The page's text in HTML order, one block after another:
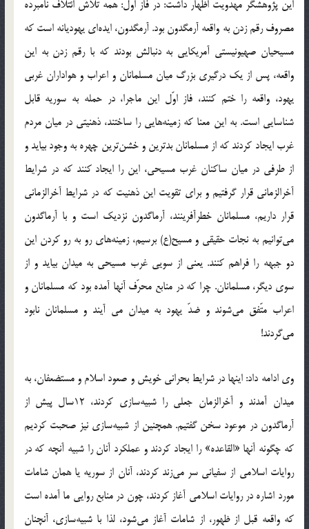
این پژوهشگر مهدویت اظهار داشت: در فاز اوّل: همه تلاش ائتلاف نامبرده
مصروف رقم زدن به واقعه آرمگدون بود. آرمگدون، ایده‌ای یهودیانه است که
مسیحیان صهیونیستی آمریکایی به دنبالش بودند که با رقم زدن به این
واقعه، پس از یک درگیری بزرگ میان مسلمانان و اعراب و هواداران غربی
یهود، واقعه را ختم کنند،‌ فاز اوّل این ماجرا، در حمله به سوریه قابل
شناسایی است. به این معنا که زمینه‌هایی را ساختند، ذهنیتی در میان مردم
غرب ایجاد کردند که از مسلمانان بدترین و خشن‌ترین چهره به وجود بیاید و
از طرفی در میان ساکنان غرب مسیحی، این را ایجاد کنند که در شرایط
آخرالزمانی قرار گرفتیم و برای تقویت این ذهنیت که در شرایط آخرالزمانی
قرار داریم، مسلمانان خطرآفرینند، آرماگدون نزدیک است و با آرماگدون
می‌توانیم به نجات حقیقی و مسیح(ع) برسیم، زمینه‌های رو به رو کردن این
دو جبهه را فراهم کنند. یعنی از سویی غرب مسیحی به میدان بیاید و از
سوی دیگر، مسلمانان. چرا که در منابع محرّف آنها آمده بود که مسلمانان و
اعراب متّفق می‌شوند و ضدّ یهود به میدان می آیند و مسلمانان نابود
می‌گردند!
وی ادامه داد: اینها در شرایط بحرانی خویش و صعود اسلام و مستضعفان، به
میدان آمدند و آخرالزمان جعلی را شبیه‌سازی کردند، 12سال پیش از
آرماگدون در موعود سخن گفتیم. همچنین از شبیه‌سازی نیز صحبت کردیم
که چگونه آنها «القاعده» را ایجاد کردند و عملکرد آنان را شبیه آنچه که در
روایات اسلامی از سفیانی سر می‌زند کردند، آنان از سوریه یا همان شامات
مورد اشاره در روایات اسلامی آغاز کردند، چون در منابع روایی ما آمده است
که واقعه قبل از ظهور، از شامات آغاز می‌شود، لذا با شبیه‌سازی، آنچنان